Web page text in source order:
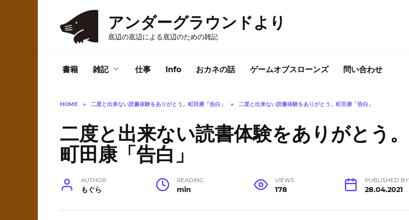
アンダーグラウンドより
底辺の底辺による底辺のための雑記
書籍 雑記 仕事 Info おカネの話 ゲームオブスローンズ 問い合わせ
HOME » 二度と出来ない読書体験をありがとう。町田康「告白」 » 二度と出来ない読書体験をありがとう。町田康「告白」
二度と出来ない読書体験をありがとう。
町田康「告白」
AUTHOR
もぐら
READING
min
VIEWS
178
PUBLISHED BY
28.04.2021